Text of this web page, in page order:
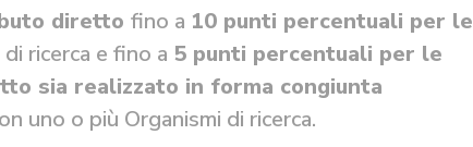
diretto fino a 10 punti percentuali per le
ricerca e fino a 5 punti percentuali per le
sia realizzato in forma congiunta
uno o più Organismi di ricerca.